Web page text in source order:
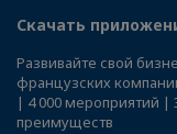
Скачать
Развивайте свой
французских
| 4 000 мероприятий |
преимуществ